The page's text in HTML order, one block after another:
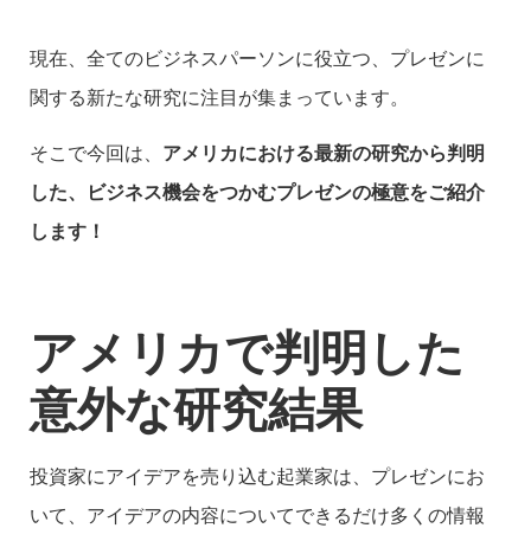
現在、全てのビジネスパーソンに役立つ、プレゼンに
関する新たな研究に注目が集まっています。
そこで今回は、 アメリカにおける最新の研究から判明
した、ビジネス機会をつかむプレゼンの極意をご紹介
します！
アメリカで判明した
意外な研究結果
投資家にアイデアを売り込む起業家は、プレゼンにお
いて、アイデアの内容についてできるだけ多くの情報